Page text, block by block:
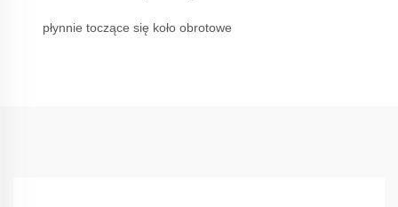
płynnie toczące się koło obrotowe